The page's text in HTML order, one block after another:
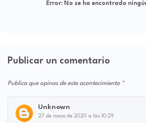
Error:No se ha encontrado
Publicar un comentario
Publica que opinas de este acontecimiento
Unknown
27 de mayo de 2020 a las 10:29